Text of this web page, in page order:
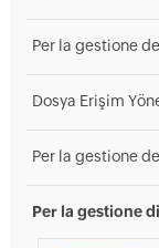
Per la gestione
Dosya Erişim
Per la gestione
Per la gestione